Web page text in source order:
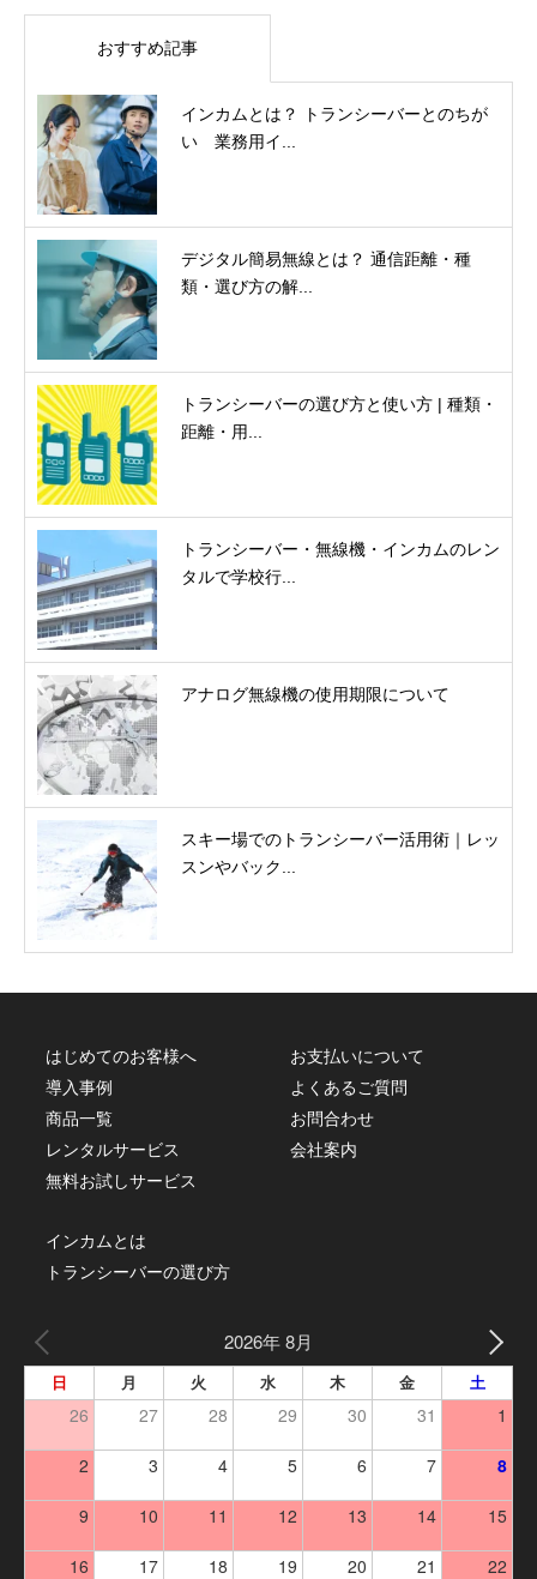
おすすめ記事
インカムとは？ トランシーバーとのちが
い 業務用イ...
デジタル簡易無線とは？ 通信距離・種
類・選び方の解...
トランシーバーの選び方と使い方 | 種類・
距離・用...
トランシーバー・無線機・インカムのレン
タルで学校行...
アナログ無線機の使用期限について
スキー場でのトランシーバー活用術｜レッ
スンやバック...
はじめてのお客様へ
導入事例
商品一覧
レンタルサービス
無料お試しサービス
お支払いについて
よくあるご質問
お問合わせ
会社案内
インカムとは
トランシーバーの選び方
2026年 8月
日 月 火 水 木 金 土
26 27 28 29 30 31 1
2 3 4 5 6 7 8
9 10 11 12 13 14 15
16 17 18 19 20 21 22